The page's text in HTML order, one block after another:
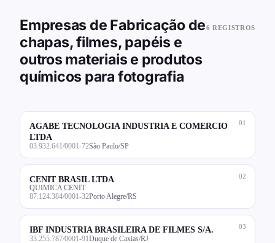
Empresas de Fabricação de
chapas, filmes, papéis e
outros materiais e produtos
químicos para fotografia
6 REGISTROS
01
AGABE TECNOLOGIA INDUSTRIA E COMERCIO
LTDA
03.932.641/0001-72São Paulo/SP
02
CENIT BRASIL LTDA
QUIMICA CENIT
87.124.384/0001-32Porto Alegre/RS
03
IBF INDUSTRIA BRASILEIRA DE FILMES S/A.
33.255.787/0001-91 Duque de Caxias/RJ